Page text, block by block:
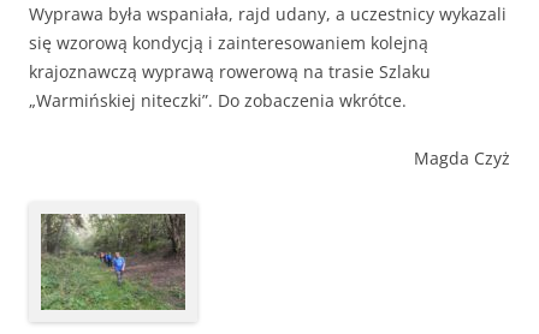
Wyprawa była wspaniała, rajd udany, a uczestnicy wykazali
się wzorową kondycją i zainteresowaniem kolejną
krajoznawczą wyprawą rowerową na trasie Szlaku
„Warmińskiej niteczki”. Do zobaczenia wkrótce.
Magda Czyż